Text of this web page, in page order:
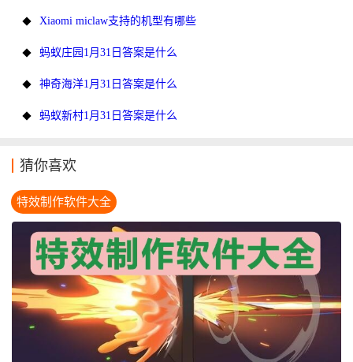
Xiaomi miclaw支持的机型有哪些
蚂蚁庄园1月31日答案是什么
神奇海洋1月31日答案是什么
蚂蚁新村1月31日答案是什么
猜你喜欢
特效制作软件大全